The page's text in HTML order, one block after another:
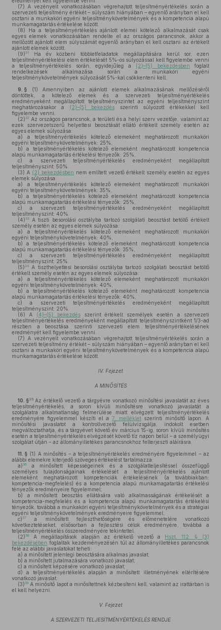
(7) A vezényelt vonatkozásában végrehajtott teljesítményértékelés során a
szervezeti teljesítmény értékét – súlyszám hiányában – egyenlő arányban el kell
osztani a munkaköri egyéni teljesítménykövetelmények és a kompetencia alapú
munkamagatartás értékelése között.
(8) Ha a teljesítményértékelés ajánlott elemei kötelező alkalmazását csak
egyes elemek vonatkozásában rendelte el az országos parancsnok, akkor a
mellőzött ajánlott elem súlyszámát egyenlő arányban el kell osztani az értékelt
ajánlott elemek között.
(9) 31
Ha év közbeni többletfeladatok megállapítására kerül sor, ezen
teljesítményértékelési elem értékelését 5%-os súlyozással kell figyelembe venni
a teljesítményértékelés során, egyidejűleg a (2)–(5) bekezdésben foglalt
rendelkezések alkalmazása során a munkaköri egyéni
teljesítménykövetelmények súlyozását 5%-kal csökkenteni kell.
9. § (1) Amennyiben az ajánlott elemek alkalmazásának mellőzéséről
döntöttek, a kötelező elemek és a szervezeti teljesítményértékelés
eredményeként megállapított teljesítményszintet az egyéni teljesítményszint
meghatározásakor a (2)–(5) bekezdés szerinti súlyozott értékekkel kell
figyelembe venni.
(2) 32 Az országos parancsnok, a területi és a helyi szerv vezetője, valamint az
ezek szervezetszerű helyettesi beosztását ellátó értékelt személy esetén az
egyes elemek súlyozása:
a) a teljesítményértékelés kötelező elemeként meghatározott munkaköri
egyéni teljesítménykövetelmények: 25%,
b) a teljesítményértékelés kötelező elemeként meghatározott kompetencia
alapú munkamagatartás értékelési tényezők: 25%,
c) a szervezeti teljesítményértékelés eredményeként megállapított
teljesítményszint: 50%.
(3) A (2) bekezdésben nem említett vezető értékelt személy esetén az egyes
elemek súlyozása:
a) a teljesítményértékelés kötelező elemeként meghatározott munkaköri
egyéni teljesítménykövetelmények: 35%,
b) a teljesítményértékelés kötelező elemeként meghatározott kompetencia
alapú munkamagatartás értékelési tényezők: 25%,
c) a szervezeti teljesítményértékelés eredményeként megállapított
teljesítményszint: 40%.
(4) 33
A tiszti besorolási osztályba tartozó szolgálati beosztást betöltő értékelt
személy esetén az egyes elemek súlyozása:
a) a teljesítményértékelés kötelező elemeként meghatározott munkaköri
egyéni teljesítménykövetelmények: 40%,
b) a teljesítményértékelés kötelező elemeként meghatározott kompetencia
alapú munkamagatartás értékelési tényezők: 35%,
c) a szervezeti teljesítményértékelés eredményeként megállapított
teljesítményszint: 25%.
(5) 34 A tiszthelyettesi besorolási osztályba tartozó szolgálati beosztást betöltő
értékelt személy esetén az egyes elemek súlyozása:
a) a teljesítményértékelés kötelező elemeként meghatározott munkaköri
egyéni teljesítménykövetelmények: 40%,
b) a teljesítményértékelés kötelező elemeként meghatározott kompetencia
alapú munkamagatartás értékelési tényezők: 40%,
c) a szervezeti teljesítményértékelés eredményeként megállapított
teljesítményszint: 20%.
(6) A (4)–(5) bekezdésszerint értékelt személyek esetén a szervezeti
teljesítményértékelés eredményeként megállapított teljesítményszintként 1/3-ad
részben a beosztása szerinti szervezeti elem teljesítményértékelésének
eredményét kell figyelembe venni.
(7) A vezényelt vonatkozásában végrehajtott teljesítményértékelés során a
szervezeti teljesítmény értékét – súlyszám hiányában – egyenlő arányban el kell
osztani a munkaköri egyéni teljesítménykövetelmények és a kompetencia alapú
munkamagatartás értékelése között.
IV. Fejezet
A MINŐSÍTÉS
10. §35 Az értékelő vezető a tárgyévre vonatkozó minősítési javaslatát az éves
teljesítményértékelés, a soron kívüli minősítésre vonatkozó javaslatát a
szolgálatra alkalmatlanság felmerülése miatt elvégzett teljesítményértékelés
eredményére figyelemmel készíti el a 7. melléklet szerinti minősítő lapon. A
minősítési javaslatot a kontrollvezető felülvizsgálja, indokolt esetben
megváltoztathatja, és a tárgyévet követő év március 15-ig, soron kívüli minősítés
esetén a teljesítményértékelés elvégzését követő tíz napon belül – a személyügyi
szolgálat útján – az állományilletékes parancsnokhoz felterjeszti aláírásra.
11. § (1) A minősítés – a teljesítményértékelés eredményére figyelemmel – az
alábbi elemekre kiterjedő szöveges értékelést tartalmazza:
a) 36
a minősített képességeinek és a szolgálatteljesítéssel összefüggő
személyes tulajdonságainak értékelését a teljesítményértékelés ajánlott
elemeként meghatározott kompetenciák értékelésének (a továbbiakban:
kompetencia-megfelelés) és a kompetencia alapú munkamagatartás értékelési
tényezők eredményeire figyelemmel;
b) a minősített beosztás ellátására való alkalmasságának értékelését a
kompetencia-megfelelés és a kompetencia alapú munkamagatartás értékelési
tényezők, továbbá a munkaköri egyéni teljesítménykövetelmények és a stratégiai
egyéni teljesítménykövetelmények eredményeire figyelemmel;
c) 37
a minősített fejleszthetőségére és előmenetelére vonatkozó
következtetéseket, elsősorban a fejlesztési célok eredményére, továbbá a
teljesítményértékelés összeredményére tekintettel.
(2) 38 A megállapítások alapján az értékelő vezető a Hszt. 112. § (3)
bekezdésében foglaltak kezdeményezésén túl az állományilletékes parancsnok
felé az alábbi javaslatokat teheti:
a) a minősített jelenlegi beosztására alkalmas javaslat;
b) a minősített jutalmazására vonatkozó javaslat;
c) a minősített képzésére vonatkozó javaslat;
d) a teljesítményértékelés alapján a minősített illetményének eltérítésére
vonatkozó javaslat.
(3) 39 A minősítő lapot a minősítettnek kézbesíteni kell, valamint az irattárban is
el kell helyezni.
V. Fejezet
A SZERVEZETI TELJESÍTMÉNYÉRTÉKELÉS RENDJE